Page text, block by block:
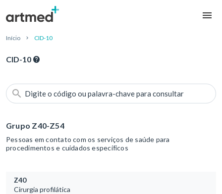
Início CID-10
CID-10
Digite o código ou palavra-chave para consultar
Grupo Z40-Z54
Pessoas em contato com os serviços de saúde para
procedimentos e cuidados específicos
Z40
Cirurgia profilática